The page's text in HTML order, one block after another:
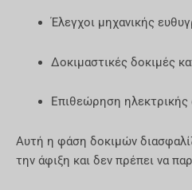
Έλεγχοι μηχανικής
Δοκιμαστικές δοκιμές
Επιθεώρηση ηλεκτρικής
Αυτή η φάση δοκιμών
την άφιξη και δεν πρέπει να